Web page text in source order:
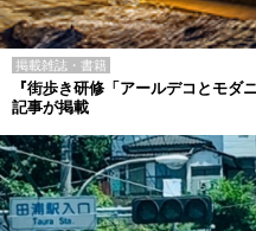
掲載雑誌・書籍
『街歩き研修「アールデコとモダ
記事が掲載